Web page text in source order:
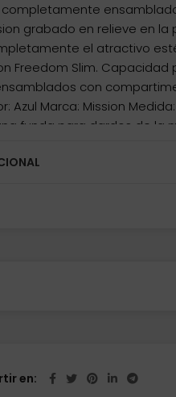
grabado en relieve en la
el atractivo
Freedom Slim. Capacidad
con
Azul Marca: Mission
funda para dardos de la
en